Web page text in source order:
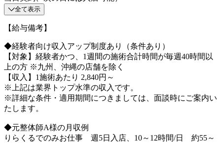
全て表示
【給与備考】
◆経験者向け収入アップ制度あり（条件あり）
【対象】経験者かつ、1週間の施術合計時間が毎週40時間以
上の方 ※九州、沖縄の店舗を除く
【収入】1施術あたり 2,840円～
※上記は業界トップ水準の収入です。
※詳細な条件・適用期間につきましては、面談時にご案内い
たします。
◆元整体師A様の月収例
りらくるでのみお仕事 週5日入店、10～12時間/日 約55～